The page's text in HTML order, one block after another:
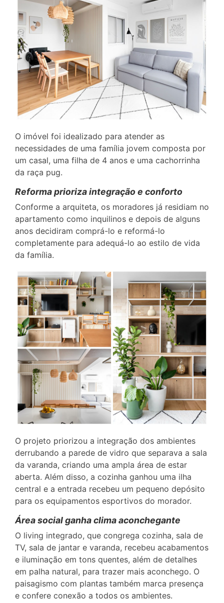
O imóvel foi idealizado para atender as
necessidades de uma família jovem composta por
um casal, uma filha de 4 anos e uma cachorrinha
da raça pug.
Reforma prioriza integração e conforto
Conforme a arquiteta, os moradores já residiam no
apartamento como inquilinos e depois de alguns
anos decidiram comprá-lo e reformá-lo
completamente para adequá-lo ao estilo de vida
da família.
O projeto priorizou a integração dos ambientes
derrubando a parede de vidro que separava a sala
da varanda, criando uma ampla área de estar
aberta. Além disso, a cozinha ganhou uma ilha
central e a entrada recebeu um pequeno depósito
para os equipamentos esportivos do morador.
Área social ganha clima aconchegante
O living integrado, que congrega cozinha, sala de
TV, sala de jantar e varanda, recebeu acabamentos
e iluminação em tons quentes, além de detalhes
em palha natural, para trazer mais aconchego. O
paisagismo com plantas também marca presença
e confere conexão a todos os ambientes.